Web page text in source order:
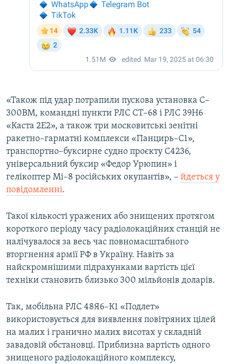
«Також під удар потрапили пускова установка С–
300ВМ, командні пункти РЛС СТ–68 і РЛС 39Н6
«Каста 2Е2», а також три московитські зенітні
ракетно–гарматні комплекси «Панцирь–С1»,
транспортно–буксирне судно проєкту С4236,
універсальний буксир «Федор Урюпин» і
гелікоптер Мі–8 російських окупантів», – йдеться у
повідомленні.
Такої кількості уражених або знищених протягом
короткого періоду часу радіолокаційних станцій не
налічувалося за весь час повномасштабного
вторгнення армії РФ в Україну. Навіть за
найскромнішими підрахунками вартість цієї
техніки становить близько 300 мільйонів доларів.
Так, мобільна РЛС 48Я6–К1 «Подлет»
використовується для виявлення повітряних цілей
на малих і гранично малих висотах у складній
завадовій обстановці. Приблизна вартість одного
знищеного радіолокаційного комплексу,